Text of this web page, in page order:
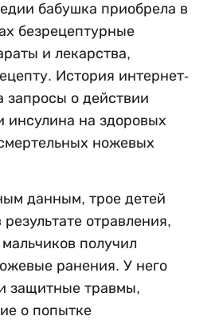
бабушка приобрела в
безрецептурные
и лекарства,
История интернет-
запросы о действии
инсулина на здоровых
ножевых
данным, трое детей
отравления,
получил
ранения. У него
защитные травмы,
о попытке